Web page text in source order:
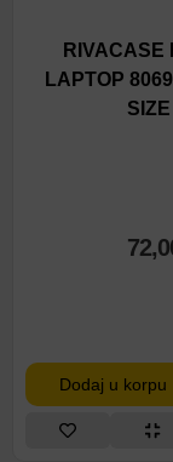
RIVACASE
LAPTOP
Dodaj u korpu